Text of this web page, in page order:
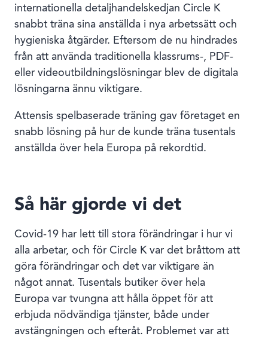
internationella detaljhandelskedjan Circle K
snabbt träna sina anställda i nya arbetssätt och
hygieniska åtgärder. Eftersom de nu hindrades
från att använda traditionella klassrums-, PDF-
eller videoutbildningslösningar blev de digitala
lösningarna ännu viktigare.
Attensis spelbaserade träning gav företaget en
snabb lösning på hur de kunde träna tusentals
anställda över hela Europa på rekordtid.
Så här gjorde vi det
Covid-19 har lett till stora förändringar i hur vi
alla arbetar, och för Circle K var det bråttom att
göra förändringar och det var viktigare än
något annat. Tusentals butiker över hela
Europa var tvungna att hålla öppet för att
erbjuda nödvändiga tjänster, både under
avstängningen och efteråt. Problemet var att